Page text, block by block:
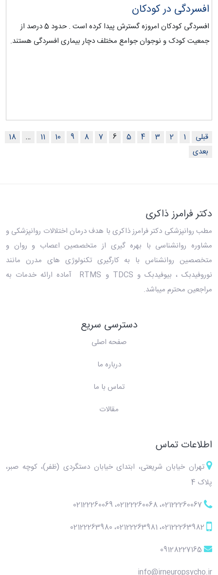
افسردگی در کودکان
افسردگی کودکان امروزه گسترش پیدا کرده است . حدود 5 درصد از
جمعیت کودک و نوجوان جوامع مختلف دچار بیماری افسردگی هستند.
قبلی 1
2
3
4
5
6
7
8
9
10
11
…
18
بعدی
دکتر فرامرز ذاکری
مطب روانپزشکی دکتر فرامرز ذاکری با هدف درمان اختلالات روانپزشکی و
مشاوره روانشناسی با بهره گیری از متخصصین اعصاب و روان و
متخصصین روانشناس با به کارگیری تکنولوژی های مدرن مانند
نوروفیدبک ، بیوفیدبک و TDCS و RTMS آماده ارائه خدمات به
مراجعین محترم میباشد.
دسترسی سریع
صفحه اصلی
درباره ما
تماس با ما
مقالات
اطلاعات تماس
تهران خیابان شریعتی، ابتدای خیابان دستگردی (ظفر)، کوچه صبر،
پلاک 4
02122260067، 02122260068، 02122260069
02122263982، 02122263981، 02122263980
09128227165
info@irneuropsycho.ir